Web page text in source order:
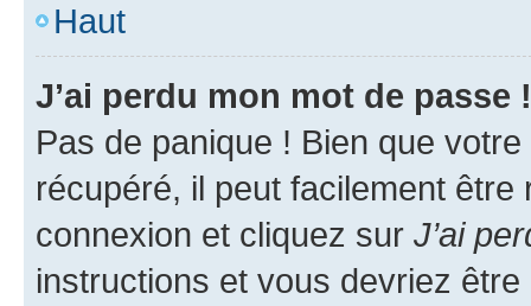
Haut
J’ai perdu mon mot de passe !
Pas de panique ! Bien que
récupéré, il peut facilement
connexion et cliquez sur J’ai
instructions et vous devriez